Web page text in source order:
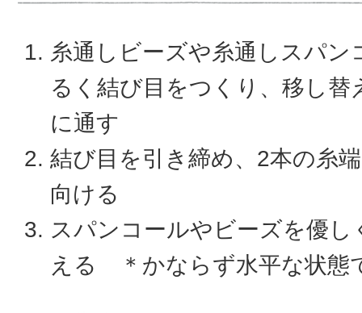
糸通しビーズや糸通しスパン
るく結び目をつくり、移し替
に通す
結び目を引き締め、2本の糸
向ける
スパンコールやビーズを優し
える ＊かならず水平な状態